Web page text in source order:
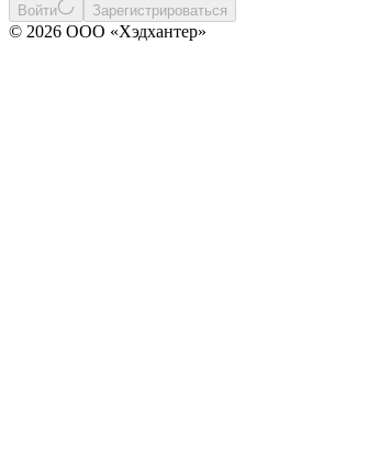
Войти Зарегистрироваться
© 2026 ООО «Хэдхантер»